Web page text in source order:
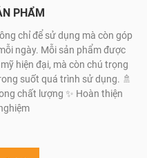
PHẨM
chỉ để sử dụng mà còn góp
ngày. Mỗi sản phẩm được
hiện đại, mà còn chú trọng
suốt quá trình sử dụng. 🚿
chất lượng ✨ Hoàn thiện